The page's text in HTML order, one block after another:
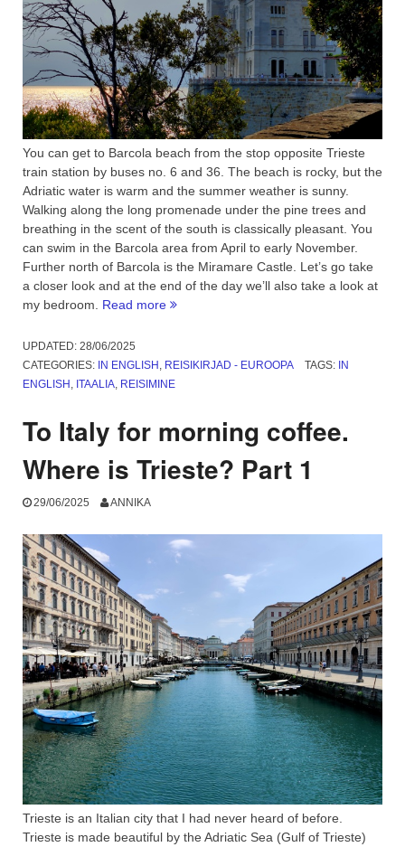
You can get to Barcola beach from the stop opposite Trieste
train station by buses no. 6 and 36. The beach is rocky, but the
Adriatic water is warm and the summer weather is sunny.
Walking along the long promenade under the pine trees and
breathing in the scent of the south is classically pleasant. You
can swim in the Barcola area from April to early November.
Further north of Barcola is the Miramare Castle. Let’s go take
a closer look and at the end of the day we’ll also take a look at
my bedroom. Read more “Trieste:
and
Miramare
2”
UPDATED: 28/06/2025
CATEGORIES: IN ENGLISH, REISIKIRJAD - EUROOPA TAGS: IN
ENGLISH, ITAALIA, REISIMINE
To Italy for morning coffee.
Where is Trieste? Part 1
29/06/2025 ANNIKA
Trieste is an Italian city that I had never heard of before.
Trieste is made beautiful by the Adriatic Sea (Gulf of Trieste)